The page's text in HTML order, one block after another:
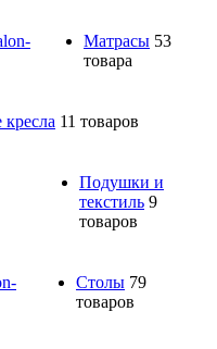
Матрасы 53
товара
11 товаров
Подушки и
текстиль 9
товаров
Столы 79
товаров